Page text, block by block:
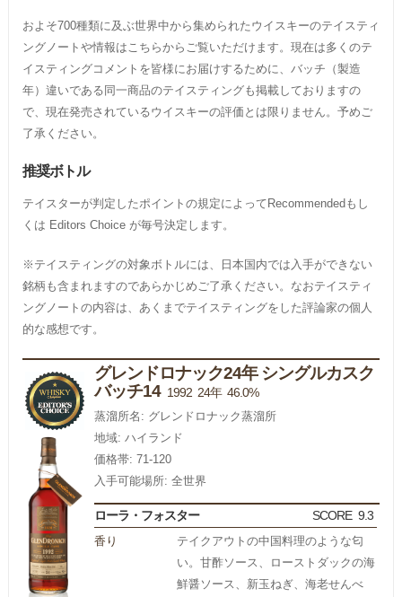
およそ700種類に及ぶ世界中から集められたウイスキーのテイスティ
ングノートや情報はこちらからご覧いただけます。現在は多くのテ
イスティングコメントを皆様にお届けするために、バッチ（製造
年）違いである同一商品のテイスティングも掲載しておりますの
で、現在発売されているウイスキーの評価とは限りません。予めご
了承ください。
推奨ボトル
テイスターが判定したポイントの規定によってRecommendedもし
くは Editors Choice が毎号決定します。
※テイスティングの対象ボトルには、日本国内では入手ができない
銘柄も含まれますのであらかじめご了承ください。なおテイスティ
ングノートの内容は、あくまでテイスティングをした評論家の個人
的な感想です。
グレンドロナック24年 シングルカスク
バッチ14 1992 24年 46.0%
蒸溜所名: グレンドロナック蒸溜所
地域: ハイランド
価格帯: 71-120
入手可能場所: 全世界
ローラ・フォスター SCORE 9.3
香り
テイクアウトの中国料理のような匂
い。甘酢ソース、ローストダックの海
鮮醤ソース、新玉ねぎ、海老せんべ